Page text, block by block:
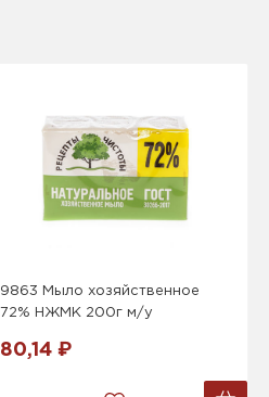
9863 Мыло хозяйственное
72% НЖМК 200г м/у
80,14 ₽